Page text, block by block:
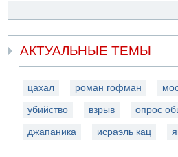
АКТУАЛЬНЫЕ ТЕМЫ
цахал роман гофман
убийство взрыв опрос
джапаника исраэль кац